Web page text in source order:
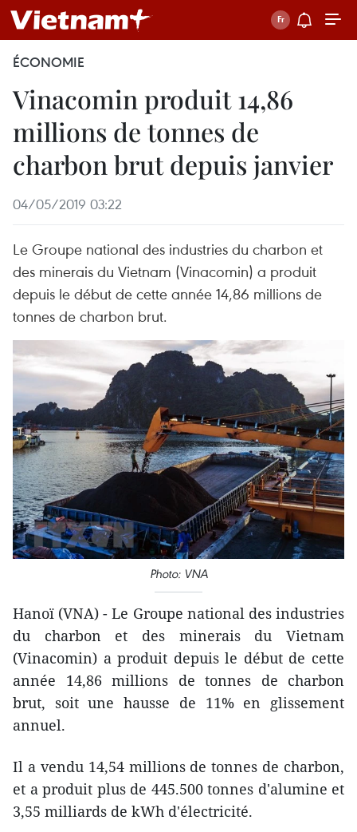
ÉCONOMIE
Vinacomin produit 14,86
millions de tonnes de
charbon brut depuis janvier
04/05/2019 03:22
Le Groupe national des industries du charbon et
des minerais du Vietnam (Vinacomin) a produit
depuis le début de cette année 14,86 millions de
tonnes de charbon brut.
Photo: VNA
Hanoï (VNA) - Le Groupe national des industries
du charbon et des minerais du Vietnam
(Vinacomin) a produit depuis le début de cette
année 14,86 millions de tonnes de charbon
brut, soit une hausse de 11% en glissement
annuel.
Il a vendu 14,54 millions de tonnes de charbon,
et a produit plus de 445.500 tonnes d'alumine et
3,55 milliards de kWh d'électricité.